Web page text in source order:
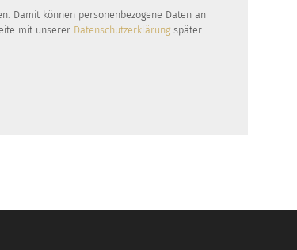
Damit können personenbezogene Daten an
mit unserer Datenschutzerklärung später